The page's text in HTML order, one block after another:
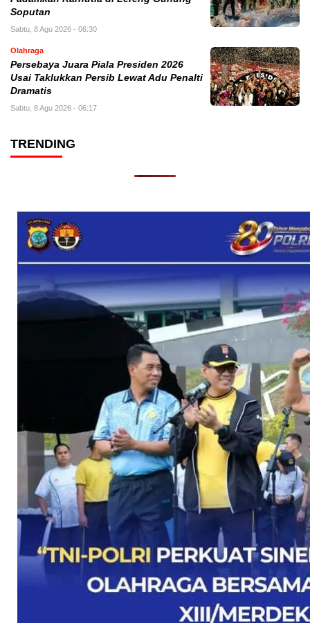
Soputan
Sabtu, 8 Agu 2026 - 06:30
Olahraga
Persebaya Juara Piala Presiden 2026
Usai Taklukkan Persib Lewat Adu Penalti
Dramatis
Sabtu, 8 Agu 2026 - 06:17
TRENDING